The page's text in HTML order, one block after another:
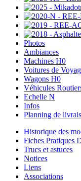
Photos
Ambiances
Machines H0
Voitures de
Wagons H0
Véhicules
Echelle N
Infos
Planning de
Historique des
Fiches Pratiques
Trucs et astuces
Notices
Liens
Associations